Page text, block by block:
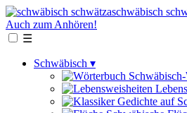
schwäbisch
Auch zum Anhören!
☰
Schwäbisch ▾
Gedichte auf